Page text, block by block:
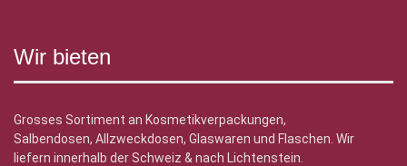
Wir bieten
Grosses Sortiment an Kosmetikverpackungen,
Salbendosen, Allzweckdosen, Glaswaren und Flaschen. Wir
liefern innerhalb der Schweiz & nach Lichtenstein.